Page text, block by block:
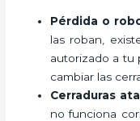
Pérdida o
las roban,
autorizado a tu
cambiar las
Cerraduras
no funciona